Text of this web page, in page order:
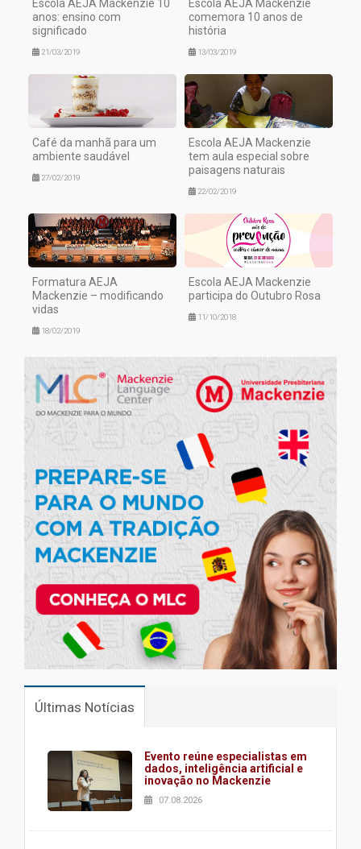
Escola AEJA Mackenzie 10
anos: ensino com
significado
21/03/2019
Escola AEJA Mackenzie
comemora 10 anos de
história
13/03/2019
Café da manhã para um
ambiente saudável
27/02/2019
Escola AEJA Mackenzie
tem aula especial sobre
paisagens naturais
22/02/2019
Formatura AEJA
Mackenzie – modificando
vidas
18/02/2019
Escola AEJA Mackenzie
participa do Outubro Rosa
11/10/2018
Últimas Notícias
Evento reúne especialistas em
dados, inteligência artificial e
inovação no Mackenzie
07.08.2026